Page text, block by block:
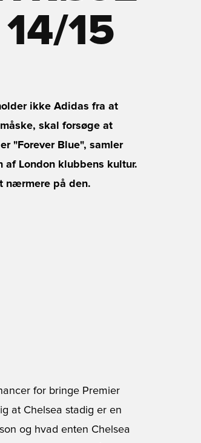
15
ikke Adidas fra at
skal forsøge at
"Forever Blue", samler
London klubbens kultur.
nærmere på den.
for bringe Premier
at Chelsea stadig er en
og hvad enten Chelsea